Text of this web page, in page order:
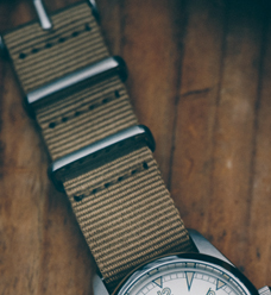
统。